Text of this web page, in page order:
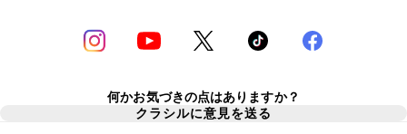
何かお気づきの点はありますか？
クラシルに意見を送る